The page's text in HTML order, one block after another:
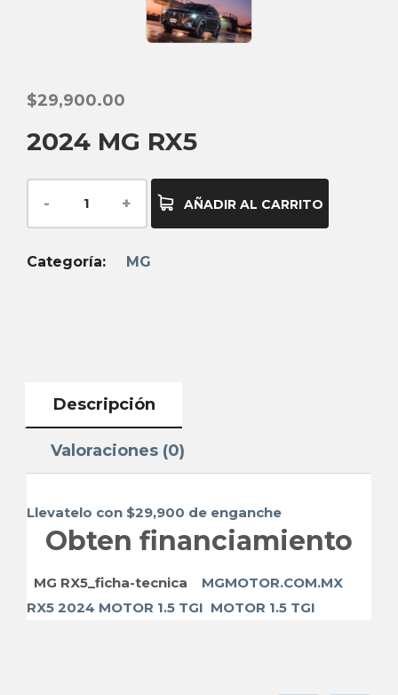
$29,900.00
2024 MG RX5
AÑADIR AL CARRITO
Categoría: MG
Descripción
Valoraciones (0)
Llevatelo con $29,900 de enganche
Obten financiamiento
MG RX5_ficha-tecnica
MGMOTOR.COM.MX
RX5 2024 MOTOR 1.5 TGI MOTOR 1.5 TGI